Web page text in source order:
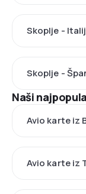
Skoplje -
Skoplje -
Naši
Avio karte iz
Avio karte iz